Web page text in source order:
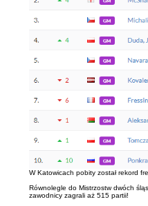
W Katowicach pobity został rekord
Równolegle do Mistrzostw dwóch
zawodnicy zagrali aż 515 partii!